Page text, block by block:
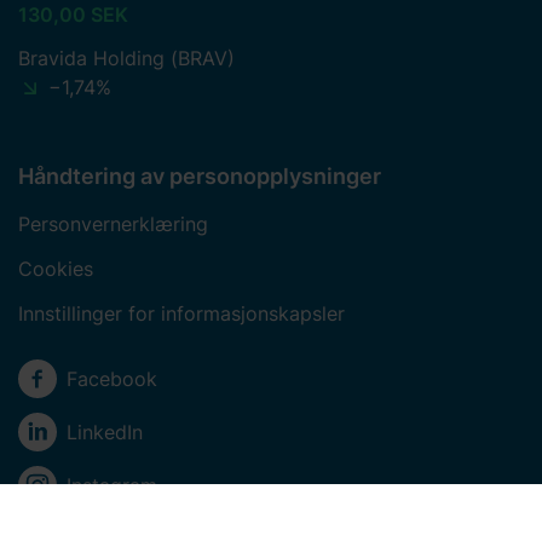
130,00 SEK
Bravida Holding (BRAV)
−1,74%
Håndtering av personopplysninger
Personvernerklæring
Cookies
Innstillinger for informasjonskapsler
Sosiale medier
Facebook
LinkedIn
Instagram